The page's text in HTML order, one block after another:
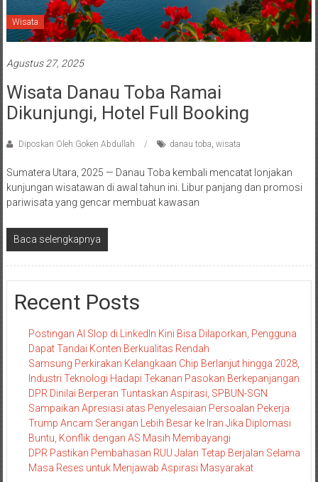
Wisata
Agustus 27, 2025
Wisata Danau Toba Ramai
Dikunjungi, Hotel Full Booking
Diposkan Oleh:Goken Abdullah danau toba, wisata
Sumatera Utara, 2025 — Danau Toba kembali mencatat lonjakan
kunjungan wisatawan di awal tahun ini. Libur panjang dan promosi
pariwisata yang gencar membuat kawasan
Baca selengkapnya
Recent Posts
Postingan AI Slop di LinkedIn Kini Bisa Dilaporkan, Pengguna
Dapat Tandai Konten Berkualitas Rendah
Samsung Perkirakan Kelangkaan Chip Berlanjut hingga 2028,
Industri Teknologi Hadapi Tekanan Pasokan Berkepanjangan
DPR Dinilai Berperan Tuntaskan Aspirasi, SPBUN-SGN
Sampaikan Apresiasi atas Penyelesaian Persoalan Pekerja
Trump Ancam Serangan Lebih Besar ke Iran Jika Diplomasi
Buntu, Konflik dengan AS Masih Membayangi
DPR Pastikan Pembahasan RUU Jalan Tetap Berjalan Selama
Masa Reses untuk Menjawab Aspirasi Masyarakat